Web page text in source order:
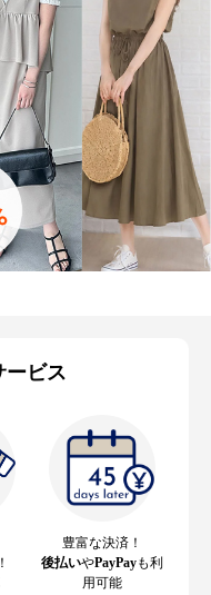
ービス
豊富な決済！
後払いやPayPayも利
用可能